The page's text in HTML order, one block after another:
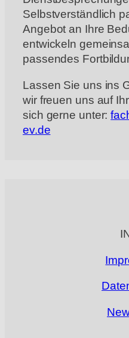
Selbstverständlich
Angebot an Ihre
entwickeln
passendes
Lassen Sie uns ins
wir freuen uns auf
sich gerne unter:
ev.de